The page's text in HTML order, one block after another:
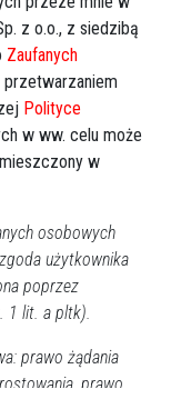
porwany przez
z o.o., z siedzibą
Zaufanych
Polityce
w ww. celu może
w
osobowych
użytkownika
poprzez
1 lit. a pltk).
prawo żądania
prawo